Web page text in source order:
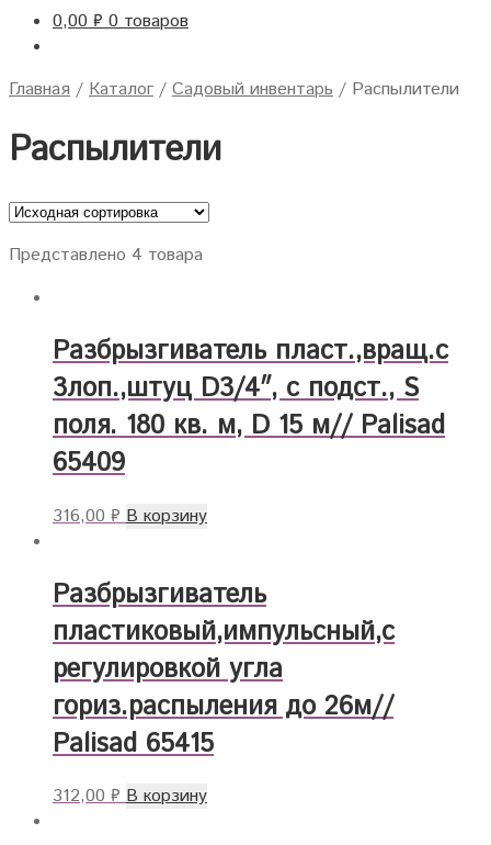
0,00₽ 0 товаров
Главная / Каталог / Садовый инвентарь / Распылители
Распылители
Представлено 4 товара
Разбрызгиватель пласт.,вращ.с
3лоп.,штуц D3/4″, с подст., S
поля. 180 кв. м, D 15 м// Palisad
65409
316,00₽ В корзину
Разбрызгиватель
пластиковый,импульсный,с
регулировкой угла
гориз.распыления до 26м//
Palisad 65415
312,00₽ В корзину